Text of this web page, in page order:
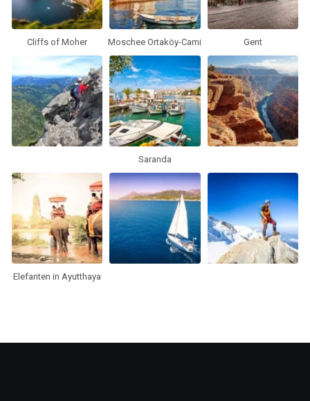
Cliffs of Moher Moschee Ortaköy-Cami Gent
Saranda
Elefanten in Ayutthaya